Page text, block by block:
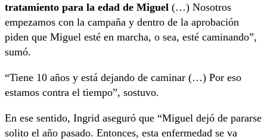
tratamiento para la edad de Miguel (…) Nosotros
empezamos con la campaña y dentro de la aprobación
piden que Miguel esté en marcha, o sea, esté caminando”,
sumó.
“Tiene 10 años y está dejando de caminar (…) Por eso
estamos contra el tiempo”, sostuvo.
En ese sentido, Ingrid aseguró que “Miguel dejó de pararse
solito el año pasado. Entonces, esta enfermedad se va